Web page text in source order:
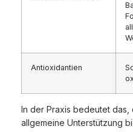
Antioxidantien
In der Praxis bedeutet das,
allgemeine Unterstützung